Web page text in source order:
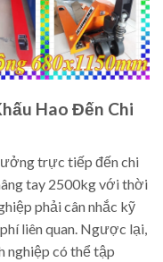
Hao Đến Chi
trực tiếp đến chi
tay 2500kg với thời
phải cân nhắc kỹ
liên quan. Ngược lại,
nghiệp có thể tập